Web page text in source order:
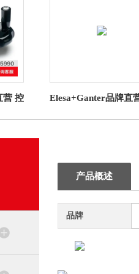
营 控
Elesa+Ganter品牌直
兰 用于控制旋钮
产品概述
品牌